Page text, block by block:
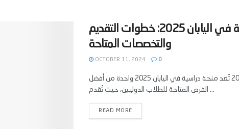
‫منحة دراسية في اليابان 2025: خطوات التقديم
OCTOBER 11, 2024 0
منحة دراسية في اليابان 2025 تُعد منحة دراسية في اليابان 2025 واحدة من أفضل
الفرص المتاحة للطلاب الدوليين، حيث تُقدم ...
READ MORE